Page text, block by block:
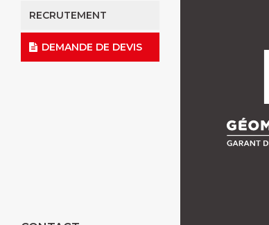
RECRUTEMENT
DEMANDE DE DEVIS